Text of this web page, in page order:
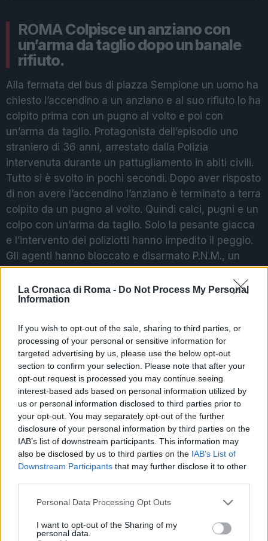
La Cronaca di Roma - Do Not Process My Personal
Information
If you wish to opt-out of the sale, sharing to third parties, or
processing of your personal or sensitive information for
targeted advertising by us, please use the below opt-out
section to confirm your selection. Please note that after your
opt-out request is processed you may continue seeing
interest-based ads based on personal information utilized by
us or personal information disclosed to third parties prior to
your opt-out. You may separately opt-out of the further
disclosure of your personal information by third parties on the
IAB’s list of downstream participants. This information may
also be disclosed by us to third parties on the IAB’s List of
Downstream Participants that may further disclose it to other
Please note that this website/app uses one or more Google
not limited to your visit or usage behaviour. You may click to
grant or deny consent to Google and its third-party tags to
Personal Data Processing Opt Outs
I want to opt-out of the Sharing of my
personal data.
ROMAColpisce un anziano con
un’arma da taglio dopo un banale
rifiuto.
Alla fermata del bus di piazza Sempione un uomo ha
chiesto l’accendino a un anziano e al suo rifiuto lo ha
colpito prima con un pugno al volto e poi con
un’arma da taglio. Protagonista dell’episodio uno
straniero di 36 anni, arrestato dalla Polizia
intervenuta durante un pattugliamento in abiti civili.
Tutto si è svolto in pochi secondi. Dopo aver risposto
di non avere l’accendino l’anziano è terminato a terra
colpito da un pugno al volto. Quindi calci, pugni e un
colpo con un’arma da taglio. Solo la pesante giacca
e l’intervento dei poliziotti hanno impedito il peggio.
Gli agenti hanno bloccato e disarmato P.N.M., un
trentaseienne romeno con precedenti per reati
contro la persona e il patrimonio e colpito anche dal
divieto di dimora nel comune di Roma, è finito in
Regina Coeli. L’arma d taglio, con una lama di 7 cm,
è terminata sotto sequestro. La vittima invece
soccorsa sul posto da personale del 118.
INCENDIO IN UN EX DEPOSITO AMA DELLA
CAPITALE
Precedente
Frascati
ristruttura il suo
Successiva
ROMA Identificata
la ragazza trovata
morta nel Tevere
POTREBBE INTERESSARTI